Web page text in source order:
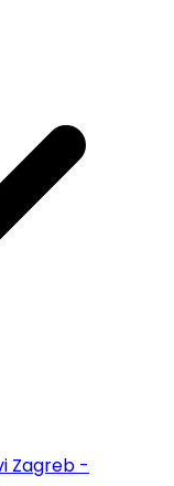
Zagreb -